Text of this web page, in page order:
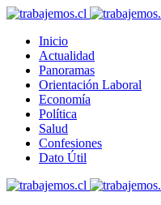
Inicio
Actualidad
Panoramas
Orientación Laboral
Economía
Política
Salud
Confesiones
Dato Útil